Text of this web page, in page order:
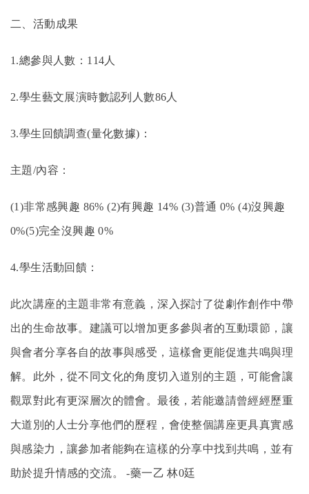
二、活動成果
1.總參與人數：114人
2.學生藝文展演時數認列人數86人
3.學生回饋調查(量化數據)：
主題/內容：
(1)非常感興趣 86% (2)有興趣 14% (3)普通 0% (4)沒興趣
0%(5)完全沒興趣 0%
4.學生活動回饋：
此次講座的主題非常有意義，深入探討了從劇作創作中帶
出的生命故事。建議可以增加更多參與者的互動環節，讓
與會者分享各自的故事與感受，這樣會更能促進共鳴與理
解。此外，從不同文化的角度切入道別的主題，可能會讓
觀眾對此有更深層次的體會。最後，若能邀請曾經經歷重
大道別的人士分享他們的歷程，會使整個講座更具真實感
與感染力，讓參加者能夠在這樣的分享中找到共鳴，並有
助於提升情感的交流。 -藥一乙 林0廷